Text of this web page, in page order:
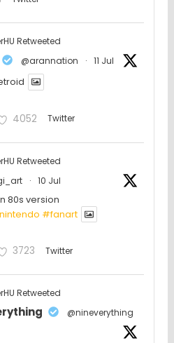
Retweeted
@arannation · 11 Jul
4052 Twitter
Retweeted
· 10 Jul
80s version
#fanartㅤㅤㅤㅤ
3723 Twitter
Retweeted
@nineverything